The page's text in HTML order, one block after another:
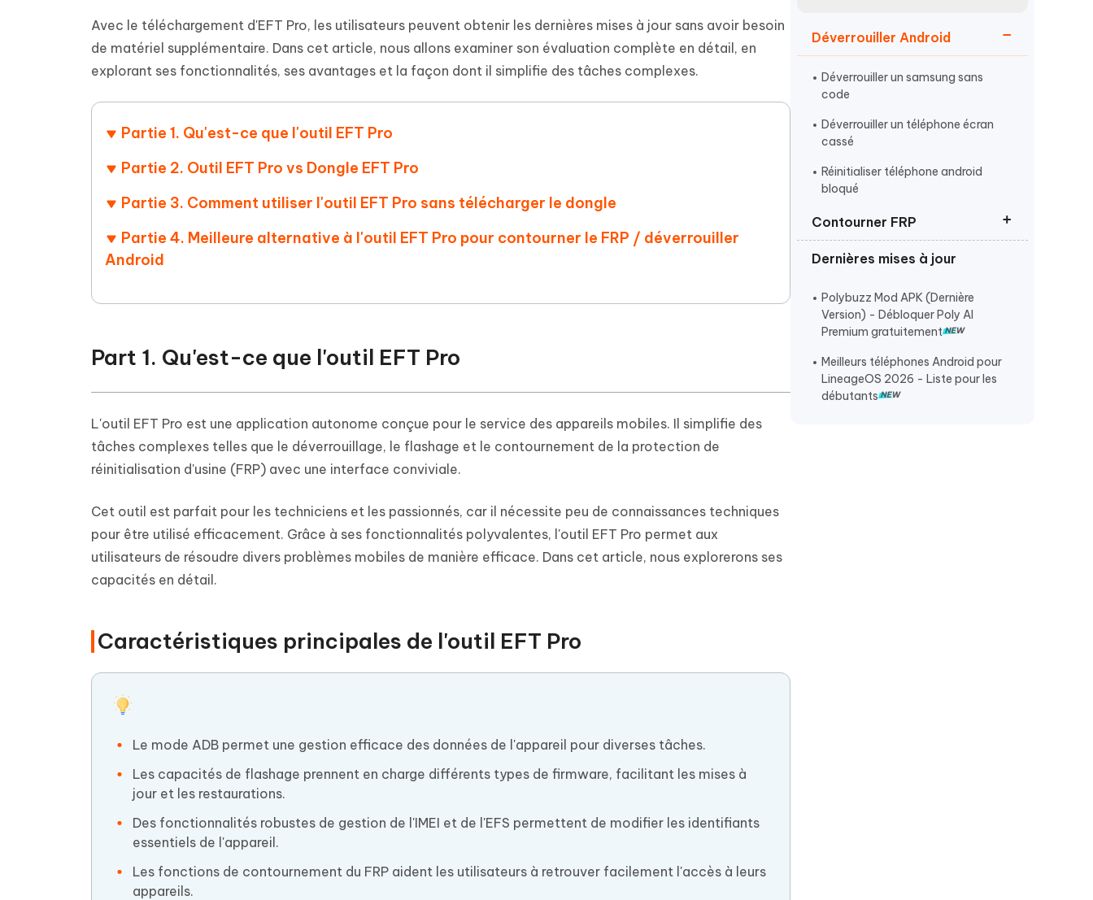
Récupérer les fichiers supprimés sur
Windows
Récupérer les fichiers supprimés sur
Mac
Plus de conseils utiles
Mobile
iAnyGo- iOS APP iAnyGo - Faux GPS Android APP iCareFone Transfer APP
UltData for Android APP
Récupérer des données Android sans PC
Cleanup Pro APP
Nettoyer l'iPhone avec AI gratuitement
gratuite
Tenorshare AI PDF
2.0.0 Tenorshare AI Diagrimo
Transformez instantanément du texte
naturel
Tenorshare AI Writer
rapidement avec l'IA
Commencer
Déverrouiller Android
Déverrouiller un samsung sans
code
Déverrouiller un téléphone écran
cassé
Réinitialiser téléphone android
bloqué
Contourner FRP
Débloquer un compte Google
Réinitialiser samsung sans compte
google
Logiciels gratuits pour contourner
le FRP
Dernières mises à jour
Polybuzz Mod APK (Dernière
Version) - Débloquer Poly AI
Premium gratuitement
Meilleurs téléphones Android pour
LineageOS 2026 - Liste pour les
débutants
Avec le téléchargement d'EFT Pro, les utilisateurs peuvent obtenir les dernières mises à jour sans avoir besoin
de matériel supplémentaire. Dans cet article, nous allons examiner son évaluation complète en détail, en
explorant ses fonctionnalités, ses avantages et la façon dont il simplifie des tâches complexes.
Partie 1. Qu'est-ce que l'outil EFT Pro
Partie 2. Outil EFT Pro vs Dongle EFT Pro
Partie 3. Comment utiliser l'outil EFT Pro sans télécharger le dongle
Partie 4. Meilleure alternative à l'outil EFT Pro pour contourner le FRP / déverrouiller
Android
Part 1. Qu'est-ce que l'outil EFT Pro
L'outil EFT Pro est une application autonome conçue pour le service des appareils mobiles. Il simplifie des
tâches complexes telles que le déverrouillage, le flashage et le contournement de la protection de
réinitialisation d'usine (FRP) avec une interface conviviale.
Cet outil est parfait pour les techniciens et les passionnés, car il nécessite peu de connaissances techniques
pour être utilisé efficacement. Grâce à ses fonctionnalités polyvalentes, l'outil EFT Pro permet aux
utilisateurs de résoudre divers problèmes mobiles de manière efficace. Dans cet article, nous explorerons ses
capacités en détail.
Caractéristiques principales de l'outil EFT Pro
Le mode ADB permet une gestion efficace des données de l'appareil pour diverses tâches.
Les capacités de flashage prennent en charge différents types de firmware, facilitant les mises à
jour et les restaurations.
Des fonctionnalités robustes de gestion de l'IMEI et de l'EFS permettent de modifier les identifiants
essentiels de l'appareil.
Les fonctions de contournement du FRP aident les utilisateurs à retrouver facilement l'accès à leurs
appareils.